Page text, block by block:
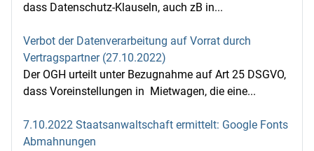
dass Datenschutz-Klauseln, auch zB in...
Verbot der Datenverarbeitung auf Vorrat durch
Vertragspartner (27.10.2022)
Der OGH urteilt unter Bezugnahme auf Art 25 DSGVO,
dass Voreinstellungen in Mietwagen, die eine...
7.10.2022 Staatsanwaltschaft ermittelt: Google Fonts
Abmahnungen